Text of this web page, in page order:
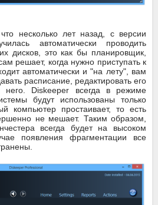
несколько лет назад, с версии
автоматически проводить
дисков, это как бы планировщик,
решает, когда нужно приступать к
автоматически и "на лету", вам
расписание, редактировать его
Diskeeper всегда в режиме
будут использованы только
компьютер простаивает, то есть
не мешает. Таким образом,
всегда будет на высоком
появления фрагментации все